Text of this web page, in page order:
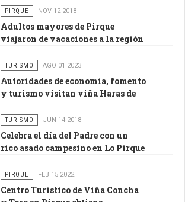
guardaparques
PIRQUE NOV 12 2018
Adultos mayores de Pirque
viajaron de vacaciones a la región
TURISMO AGO 01 2023
Autoridades de economía, fomento
y turismo visitan viña Haras de
TURISMO JUN 14 2018
Celebra el día del Padre con un
rico asado campesino en Lo Pirque
PIRQUE FEB 15 2022
Centro Turístico de Viña Concha